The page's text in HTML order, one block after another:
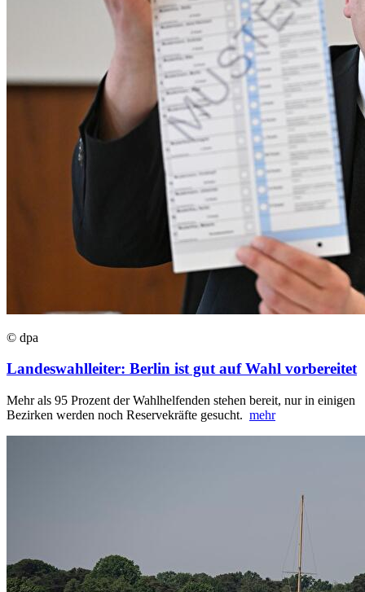
© dpa
Landeswahlleiter: Berlin ist gut auf Wahl vorbereitet
Mehr als 95 Prozent der Wahlhelfenden stehen bereit, nur in einigen
Bezirken werden noch Reservekräfte gesucht. mehr